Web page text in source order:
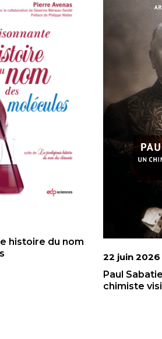
histoire du nom
22 juin 2026
Paul
chimiste